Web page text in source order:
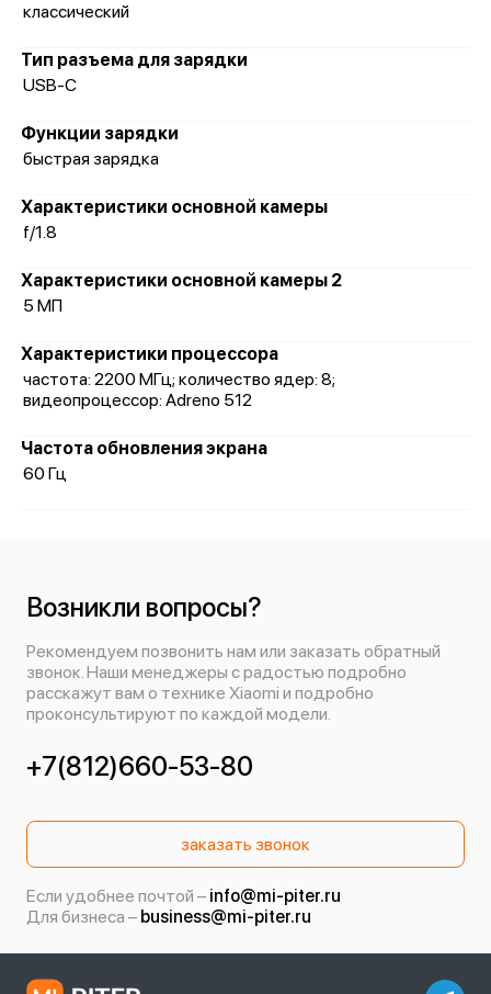
классический
Тип разъема для зарядки
USB-C
Функции зарядки
быстрая зарядка
Характеристики основной камеры
f/1.8
Характеристики основной камеры 2
5 МП
Характеристики процессора
частота: 2200 МГц; количество ядер: 8;
видеопроцессор: Adreno 512
Частота обновления экрана
60 Гц
Возникли вопросы?
Рекомендуем позвонить нам или заказать обратный
звонок. Наши менеджеры с радостью подробно
расскажут вам о технике Xiaomi и подробно
проконсультируют по каждой модели.
+7(812)660-53-80
заказать звонок
Если удобнее почтой – info@mi-piter.ru
Для бизнеса – business@mi-piter.ru